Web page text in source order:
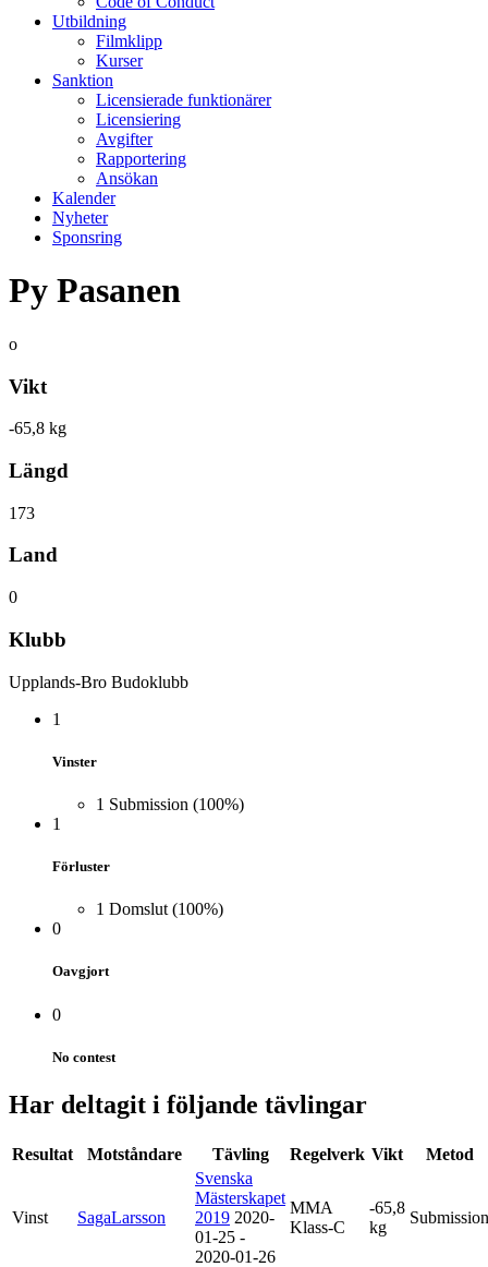
Utbildning
Filmklipp
Kurser
Sanktion
Licensierade funktionärer
Licensiering
Avgifter
Rapportering
Ansökan
Kalender
Nyheter
Sponsring
Py Pasanen
o
Vikt
-65,8 kg
Längd
173
Land
0
Klubb
Upplands-Bro Budoklubb
1
Vinster
1 Submission (100%)
1
Förluster
1 Domslut (100%)
0
Oavgjort
0
No contest
Har deltagit i följande tävlingar
Resultat Motståndare Tävling Regelverk Vikt Metod
Vinst SagaLarsson
Svenska
Mästerskapet
2019 2020-
01-25 -
2020-01-26
MMA
Klass-C
-65,8
kg
Submission